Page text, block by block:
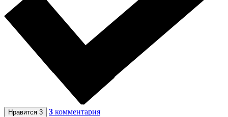
Нравится 3 3 комментария